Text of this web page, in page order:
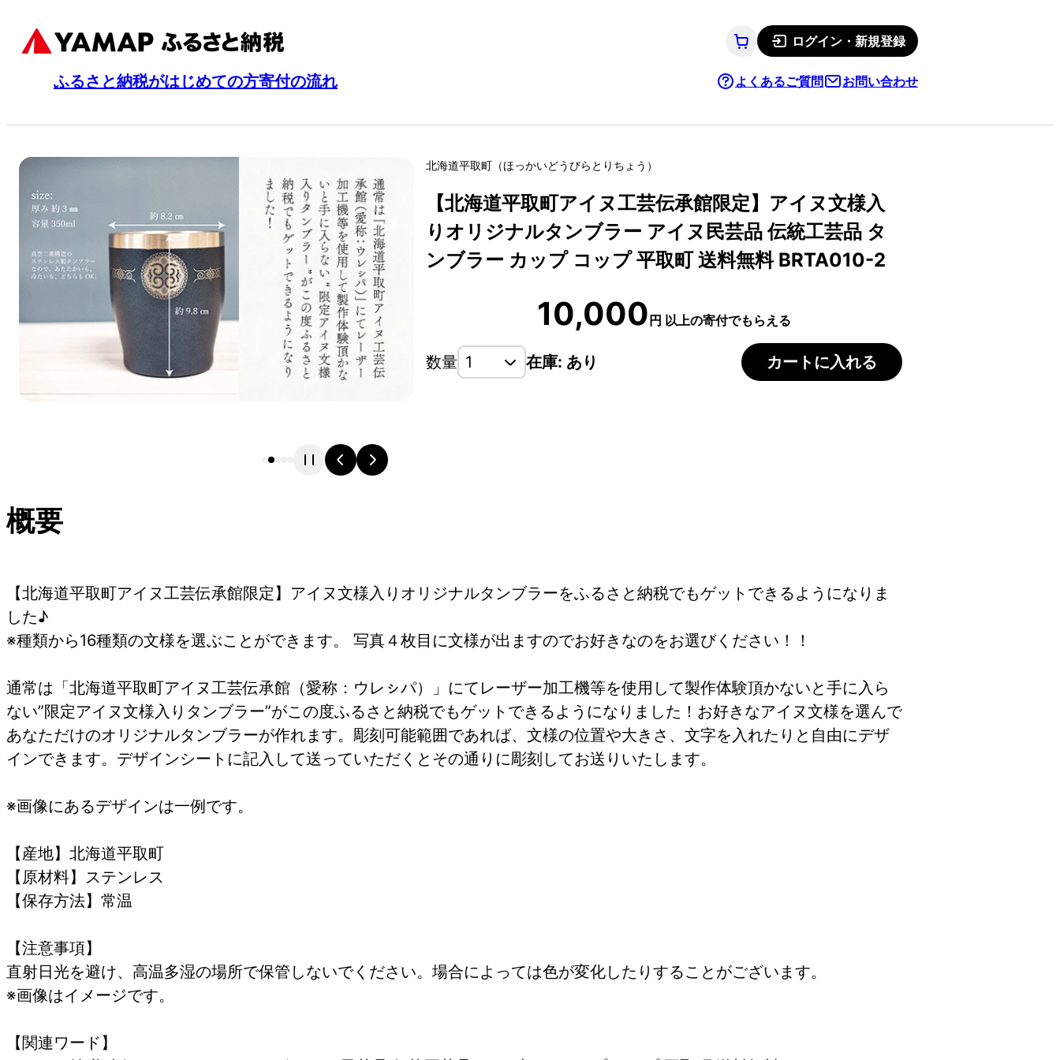
ログイン・新規登録
ふるさと納税がはじめての方寄付の流れ よくあるご質問 お問い合わせ
北海道平取町 （ほっかいどうびらとりちょう ）
【北海道平取町アイヌ工芸伝承館限定】アイヌ文様入
りオリジナルタンブラー アイヌ民芸品 伝統工芸品 タ
ンブラー カップ コップ 平取町 送料無料 BRTA010-2
10,000円 以上の寄付でもらえる
数量 在庫: あり カートに入れる
概要
【北海道平取町アイヌ工芸伝承館限定】アイヌ文様入りオリジナルタンブラーをふるさと納税でもゲットできるようになりま
した♪
※種類から16種類の文様を選ぶことができます。 写真４枚目に文様が出ますのでお好きなのをお選びください！！
通常は「北海道平取町アイヌ工芸伝承館（愛称：ウレㇱパ）」にてレーザー加工機等を使用して製作体験頂かないと手に入ら
ない”限定アイヌ文様入りタンブラー”がこの度ふるさと納税でもゲットできるようになりました！お好きなアイヌ文様を選んで
あなただけのオリジナルタンブラーが作れます。彫刻可能範囲であれば、文様の位置や大きさ、文字を入れたりと自由にデザ
インできます。デザインシートに記入して送っていただくとその通りに彫刻してお送りいたします。
※画像にあるデザインは一例です。
【産地】北海道平取町
【原材料】ステンレス
【保存方法】常温
【注意事項】
直射日光を避け、高温多湿の場所で保管しないでください。場合によっては色が変化したりすることがございます。
※画像はイメージです。
【関連ワード】